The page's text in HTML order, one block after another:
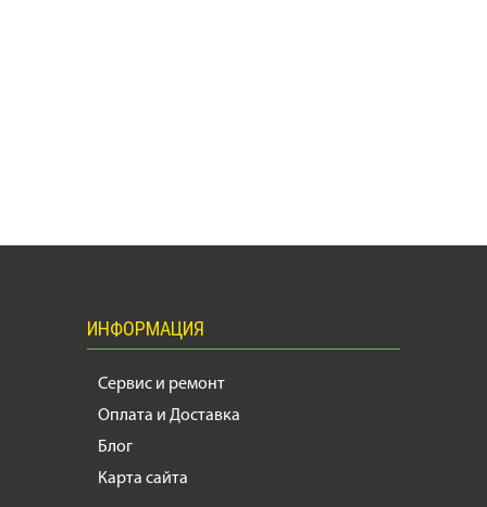
ИНФОРМАЦИЯ
Сервис и ремонт
Оплата и Доставка
Блог
Карта сайта